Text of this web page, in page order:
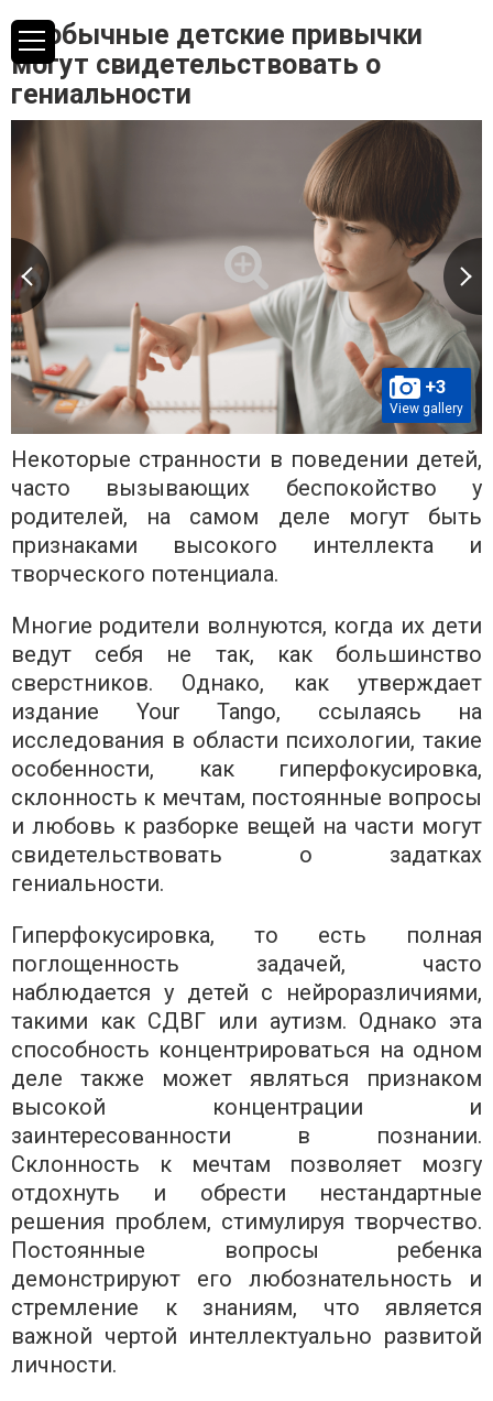
Необычные детские привычки
могут свидетельствовать о
гениальности
+3
View gallery
Некоторые странности в поведении детей,
часто вызывающих беспокойство у
родителей, на самом деле могут быть
признаками высокого интеллекта и
творческого потенциала.
Многие родители волнуются, когда их дети
ведут себя не так, как большинство
сверстников. Однако, как утверждает
издание Your Tango, ссылаясь на
исследования в области психологии, такие
особенности, как гиперфокусировка,
склонность к мечтам, постоянные вопросы
и любовь к разборке вещей на части могут
свидетельствовать о задатках
гениальности.
Гиперфокусировка, то есть полная
поглощенность задачей, часто
наблюдается у детей с нейроразличиями,
такими как СДВГ или аутизм. Однако эта
способность концентрироваться на одном
деле также может являться признаком
высокой концентрации и
заинтересованности в познании.
Склонность к мечтам позволяет мозгу
отдохнуть и обрести нестандартные
решения проблем, стимулируя творчество.
Постоянные вопросы ребенка
демонстрируют его любознательность и
стремление к знаниям, что является
важной чертой интеллектуально развитой
личности.